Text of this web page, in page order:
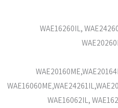
WAE16260IL,
WAE16062IL,